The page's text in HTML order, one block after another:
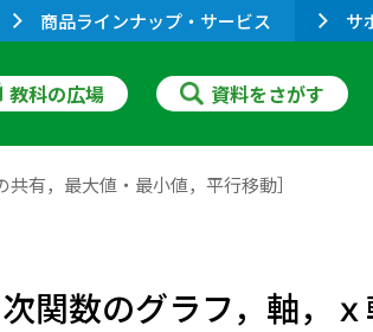
商品ラインナップ・サービス サ
教科の広場 資料をさがす
有，最大値・最小値，平行移動］
関数のグラフ，軸，